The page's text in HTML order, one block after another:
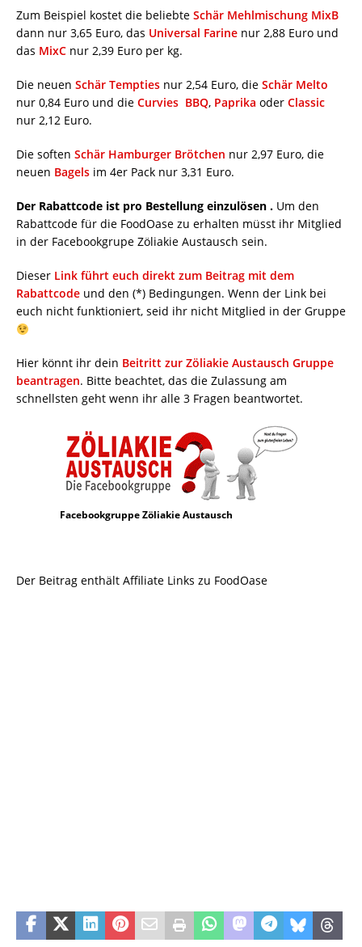
Zum Beispiel kostet die beliebte Schär Mehlmischung MixB
dann nur 3,65 Euro, das Universal Farine nur 2,88 Euro und
das MixC nur 2,39 Euro per kg.
Die neuen Schär Tempties nur 2,54 Euro, die Schär Melto
nur 0,84 Euro und die Curvies BBQ, Paprika oder Classic
nur 2,12 Euro.
Die soften Schär Hamburger Brötchen nur 2,97 Euro, die
neuen Bagels im 4er Pack nur 3,31 Euro.
Der Rabattcode ist pro Bestellung einzulösen . Um den
Rabattcode für die FoodOase zu erhalten müsst ihr Mitglied
in der Facebookgrupe Zöliakie Austausch sein.
Dieser Link führt euch direkt zum Beitrag mit dem
Rabattcode und den (*) Bedingungen. Wenn der Link bei
euch nicht funktioniert, seid ihr nicht Mitglied in der Gruppe
Hier könnt ihr dein Beitritt zur Zöliakie Austausch Gruppe
beantragen. Bitte beachtet, das die Zulassung am
schnellsten geht wenn ihr alle 3 Fragen beantwortet.
Facebookgruppe Zöliakie Austausch
Der Beitrag enthält Affiliate Links zu FoodOase